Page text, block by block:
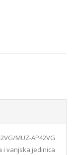
MUZ-AP42VG
i vanjska jedinica